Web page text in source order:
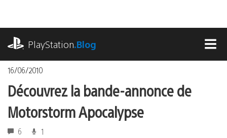
contenu
PlayStation.Blog
16/06/2010
Découvrez la bande-annonce de
Motorstorm Apocalypse
6 1